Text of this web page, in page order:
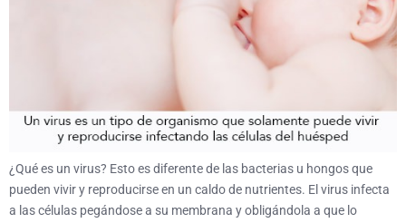
¿Qué es un virus? Esto es diferente de las bacterias u hongos que
pueden vivir y reproducirse en un caldo de nutrientes. El virus infecta
a las células pegándose a su membrana y obligándola a que lo